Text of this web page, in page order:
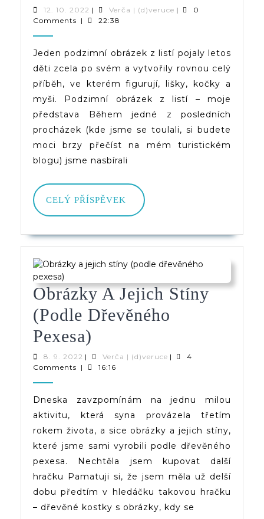
–
12. 10. 2022 12.
10.
| Verča | (d)veruceVerča
|
0
Comments | 22:38
Jeden podzimní obrázek z listí pojaly letos
děti zcela po svém a vytvořily rovnou celý
příběh, ve kterém figurují, lišky, kočky a
myši. Podzimní obrázek z listí – moje
představa Během jedné z posledních
procházek (kde jsme se toulali, si budete
moci brzy přečíst na mém turistickém
blogu) jsme nasbírali
CELÝ PŘÍSPĚVEK
CELÝ
PŘÍSPĚVEK
Obrázky A Jejich Stíny
(podle Dřevěného
Pexesa)
A
Stíny
(podle
Dřevěného
Pexesa)
8. 9. 2022 8.
9.
| Verča | (d)veruceVerča
|
4
Comments | 16:16
Dneska zavzpomínám na jednu milou
aktivitu, která syna provázela třetím
rokem života, a sice obrázky a jejich stíny,
které jsme sami vyrobili podle dřevěného
pexesa. Nechtěla jsem kupovat další
hračku Pamatuji si, že jsem měla už delší
dobu předtím v hledáčku takovou hračku
– dřevěné kostky s obrázky, kdy se